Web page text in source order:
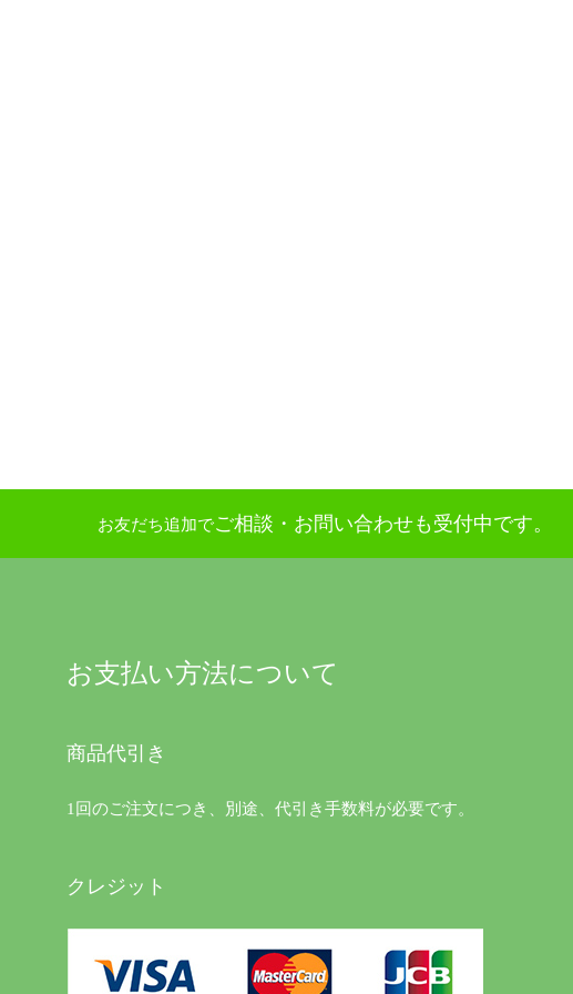
お友だち追加でご相談・お問い合わせも受付中です。
お支払い方法について
商品代引き
1回のご注文につき、別途、代引き手数料が必要です。
クレジット